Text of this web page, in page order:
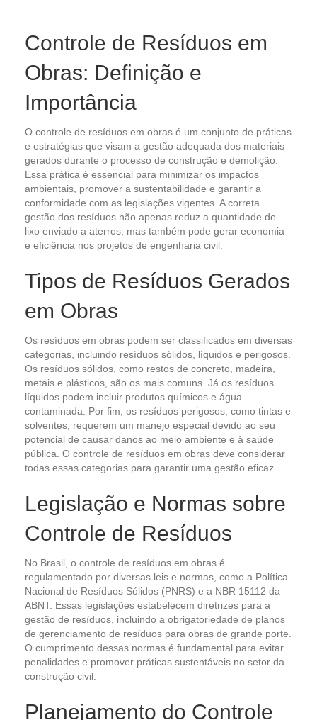
Controle de Resíduos em
Obras: Definição e
Importância
O controle de resíduos em obras é um conjunto de práticas
e estratégias que visam a gestão adequada dos materiais
gerados durante o processo de construção e demolição.
Essa prática é essencial para minimizar os impactos
ambientais, promover a sustentabilidade e garantir a
conformidade com as legislações vigentes. A correta
gestão dos resíduos não apenas reduz a quantidade de
lixo enviado a aterros, mas também pode gerar economia
e eficiência nos projetos de engenharia civil.
Tipos de Resíduos Gerados
em Obras
Os resíduos em obras podem ser classificados em diversas
categorias, incluindo resíduos sólidos, líquidos e perigosos.
Os resíduos sólidos, como restos de concreto, madeira,
metais e plásticos, são os mais comuns. Já os resíduos
líquidos podem incluir produtos químicos e água
contaminada. Por fim, os resíduos perigosos, como tintas e
solventes, requerem um manejo especial devido ao seu
potencial de causar danos ao meio ambiente e à saúde
pública. O controle de resíduos em obras deve considerar
todas essas categorias para garantir uma gestão eficaz.
Legislação e Normas sobre
Controle de Resíduos
No Brasil, o controle de resíduos em obras é
regulamentado por diversas leis e normas, como a Política
Nacional de Resíduos Sólidos (PNRS) e a NBR 15112 da
ABNT. Essas legislações estabelecem diretrizes para a
gestão de resíduos, incluindo a obrigatoriedade de planos
de gerenciamento de resíduos para obras de grande porte.
O cumprimento dessas normas é fundamental para evitar
penalidades e promover práticas sustentáveis no setor da
construção civil.
Planejamento do Controle